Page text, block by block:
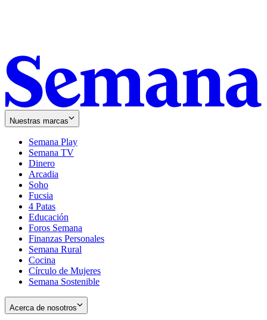
Nuestras marcas
Semana Play
Semana TV
Dinero
Arcadia
Soho
in
new
window
Fucsia
in
new
window
4 Patas
Educación
Foros Semana
Finanzas Personales
Semana Rural
Cocina
Círculo de Mujeres
Semana Sostenible
Acerca de nosotros